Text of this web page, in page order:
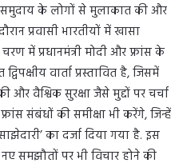
समुदाय के लोगों से मुलाकात की और
प्रवासी भारतीयों में खासा
में प्रधानमंत्री मोदी और फ्रांस के
वार्ता प्रस्तावित है, जिसमें
और वैश्विक सुरक्षा जैसे मुद्दों पर चर्चा
संबंधों की समीक्षा भी करेंगे, जिन्हें
का दर्जा दिया गया है. इस
समझौतों पर भी विचार होने की